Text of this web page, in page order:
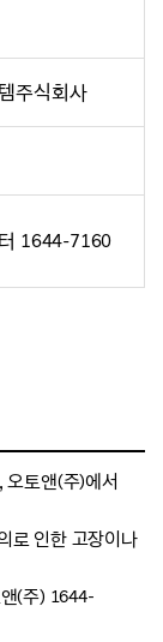
주식회사
1644-7160
토앤(주)에서
로 인한 고장이나
(주) 1644-